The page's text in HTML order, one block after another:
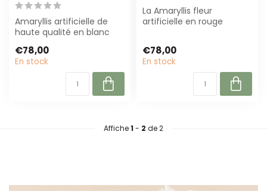
Amaryllis artificielle de
haute qualité en blanc
entre...
€78,00
En stock
La Amaryllis fleur
artificielle en rouge
€78,00
En stock
Affiche1 - 2 de 2